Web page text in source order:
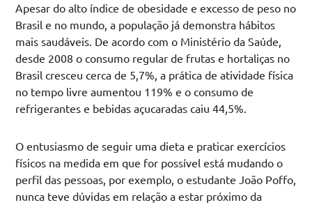
Apesar do alto índice de obesidade e excesso de peso no
Brasil e no mundo, a população já demonstra hábitos
mais saudáveis. De acordo com o Ministério da Saúde,
desde 2008 o consumo regular de frutas e hortaliças no
Brasil cresceu cerca de 5,7%, a prática de atividade física
no tempo livre aumentou 119% e o consumo de
refrigerantes e bebidas açucaradas caiu 44,5%.
O entusiasmo de seguir uma dieta e praticar exercícios
físicos na medida em que for possível está mudando o
perfil das pessoas, por exemplo, o estudante João Poffo,
nunca teve dúvidas em relação a estar próximo da